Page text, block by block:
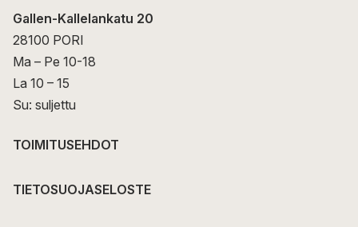
Gallen-Kallelankatu 20
28100 PORI
Ma – Pe 10-18
La 10 – 15
Su: suljettu
TOIMITUSEHDOT
TIETOSUOJASELOSTE